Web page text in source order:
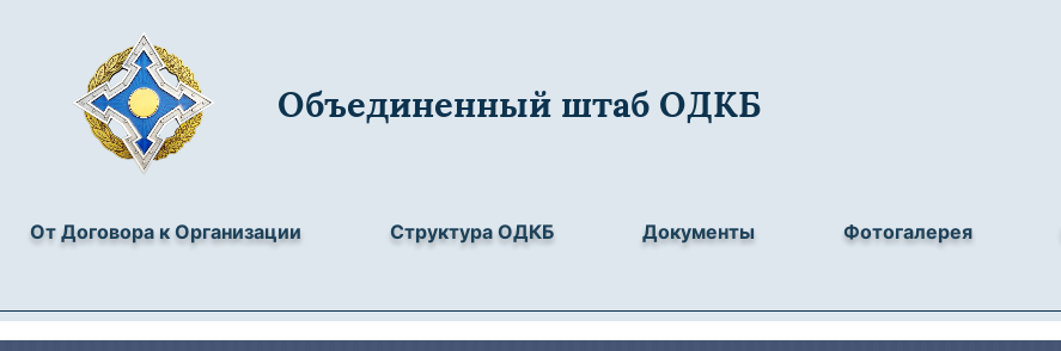
Объединенный штаб ОДКБ
От Договора к Организации Структура ОДКБ Документы Фотогалерея